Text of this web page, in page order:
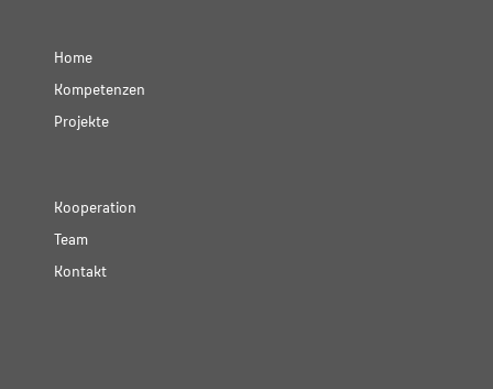
Home
Kompetenzen
Projekte
Kooperation
Team
Kontakt